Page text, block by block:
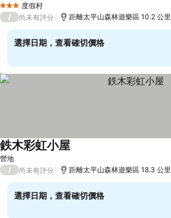
3 星級 度假村
/ 尚未有評分 距離太平山森林遊樂區 10.2 公里
選擇日期，查看確切價格
營地
鉄木彩虹小屋查看價格
/ 尚未有評分 距離太平山森林遊樂區 18.3 公里
選擇日期，查看確切價格